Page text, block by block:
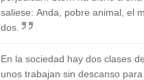
saliese: Anda, pobre animal, el
dos.
En la sociedad hay dos clases
unos trabajan sin descanso